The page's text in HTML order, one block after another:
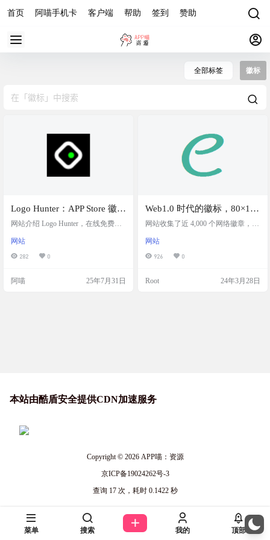
首页 阿喵手机卡 客户端 帮助 签到 赞助
全部标签 徽标
Logo Hunter：APP Store 徽标
和图标素材，免费获取
网站介绍 Logo Hunter，在线免费获
超过 200 万应用 Logo 素材，尺寸 51
2*512 ，完全免费，无需注册。支持
直接保存。 网站截图 网站链接 http
网站
282 0
阿喵 25年7月31日
Web1.0 时代的徽标，80×15
像素艺术图标存档
网站收集了近 4,000 个网络徽章，网
的小型网站装饰，通常尺寸为80x15
像素。它们也被称为“antipixel button
章最初用于指示网站最佳浏览的浏
网站
926 0
Root 24年3月28日
本站由酷盾安全提供CDN加速服务
Copyright © 2026APP喵：资源
京ICP备19024262号-3
查询 17 次，耗时 0.1422 秒
菜单 搜索 我的 顶部